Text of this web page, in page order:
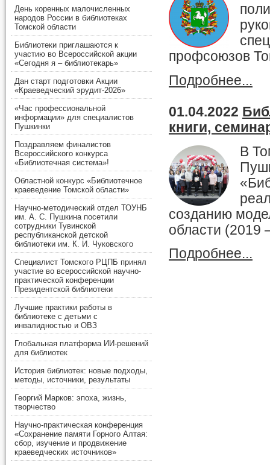
День коренных малочисленных
народов России в библиотеках
Томской области
Библиотеки приглашаются к
участию во Всероссийской акции
«Сегодня я – библиотекарь»
Дан старт подготовки Акции
«Краеведческий эрудит-2026»
«Час профессиональной
информации» для специалистов
Пушкинки
Поздравляем финалистов
Всероссийского конкурса
«Библиотечная система»!
Областной конкурс «Библиотечное
краеведение Томской области»
Научно-методический отдел ТОУНБ
им. А. С. Пушкина посетили
сотрудники Тувинской
республиканской детской
библиотеки им. К. И. Чуковского
Специалист Томского РЦПБ принял
участие во всероссийской научно-
практической конференции
Президентской библиотеки
Лучшие практики работы в
библиотеке с детьми с
инвалидностью и ОВЗ
Глобальная платформа ИИ-решений
для библиотек
История библиотек: новые подходы,
методы, источники, результаты
Георгий Марков: эпоха, жизнь,
творчество
Научно-практическая конференция
«Сохранение памяти Горного Алтая:
сбор, изучение и продвижение
краеведческих источников»
профсоюзов
Подробнее...
01.04.2022
книги,
В
созданию
области (2019
Подробнее...